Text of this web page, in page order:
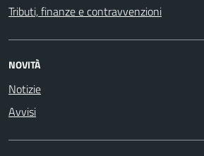
Tributi, finanze e contravvenzioni
NOVITÀ
Notizie
Avvisi